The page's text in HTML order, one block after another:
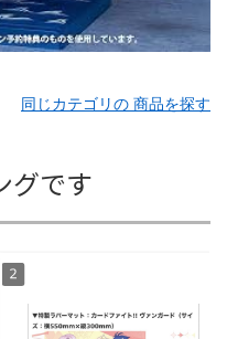
同じカテゴリの 商品を探す
グです